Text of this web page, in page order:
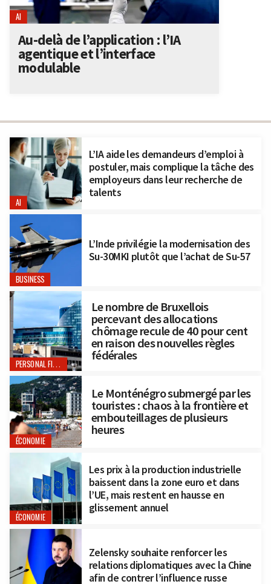
AI
L’IA aide les demandeurs d’emploi à
postuler, mais complique la tâche des
employeurs dans leur recherche de
talents
BUSINESS
L’Inde privilégie la modernisation des
Su-30MKI plutôt que l’achat de Su-57
PERSONAL FINANCE
Le nombre de Bruxellois
percevant des allocations
chômage recule de 40 pour cent
en raison des nouvelles règles
fédérales
ÉCONOMIE
Le Monténégro submergé par les
touristes : chaos à la frontière et
embouteillages de plusieurs
heures
ÉCONOMIE
Les prix à la production industrielle
baissent dans la zone euro et dans
l’UE, mais restent en hausse en
glissement annuel
Zelensky souhaite renforcer les
relations diplomatiques avec la Chine
afin de contrer l’influence russe
AI
Au-delà de l’application : l’IA
agentique et l’interface
modulable